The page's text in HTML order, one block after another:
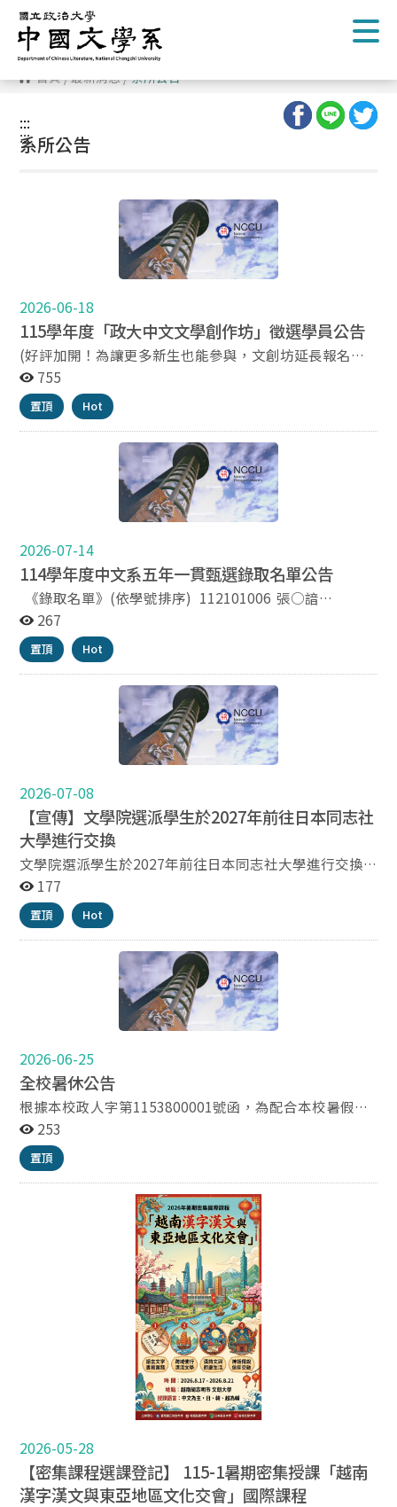
跳
到
主
要
內
容 首頁/最新消息/系所公告
:::
:::
系所公告
2026-06-18
115學年度「政大中文文學創作坊」徵選學員公告
(好評加開！為讓更多新生也能參與，文創坊延長報名至
115年8月25日，歡迎踴躍報名！第二批錄取名單將於
115年8月31日前 公告。) 一、主 旨：重點培養政治大學
文學創作人才；延聘知名作家參與指導培訓，以期增進本
校學生之藝文寫作與創發能力。 二、報名資格：本校115
學年度註冊在籍之學士班及碩博士班學生。 三、報名資
料：申請表（如附件）、創作計畫書（2000字以內，格
式不拘，請以A4格式電腦打字）及文學創作作品（已出版
刊載或得獎之作品尤佳）。 四、報名方式：即日起至115
料請以PDF電子檔寄至chloe04@nccu.edu.tw信箱，信件
主旨為「ＯＯ系ＯＯＯ報名114學年度政大中文文學創作
坊」。如欲繳交紙本資料（如個人出版品、圖書等）請郵
寄或親交至本校百年樓三樓中文系辦袁亭雅助教處。 五、
名額：預計招收學員20名。 六、入選公告：115年7月31
日前公告於政大中文系網頁。 七、課程：創作坊課程以一
年為期，學期間配合本校行事曆平均約二週上課一次；課
程包含習作指導、作家創作經驗分享等等。 八、其他注意
席率如未達八成，則無法取得結業證書。 本創作坊相關資
https://sites.google.com/view/ncculitwt
755
置頂 Hot
2026-07-14
114學年度中文系五年一貫甄選錄取名單公告
112101007 林○宜 112101043 鄭○依 112101045 黃
○晨 112101062 詹○翰 《注意事項》 一、獲本系五
年一貫修讀資格者，必須於取得資格後次一學年度取得學
士學位，並經本系碩士班甄試或一般入學考試錄取，正式
取得碩士班研究生資格，始得適用本法學分抵免之規定。
課程成績在 70 分（含）以上者，可於正式取得本系碩士
班資格後，申請抵免至多二分之一碩士班畢業學分，但研
碩士班學分。
267
置頂 Hot
2026-07-08
【宣傳】文學院選派學生於2027年前往日本同志社
大學進行交換
文學院選派學生於2027年前往日本同志社大學進行交換
名 額：一年一名或每半年一名 申請對象：本院學生（交
換期間需為註冊狀態） 即日起受理報名，報名表請於
2026年8月3日（一）12:00以前送至文學院辦公室 報名表
及日本同志社大學提供之參考資料請由附件下載 文學院公
告網址：https://la.nccu.edu.tw/PageDoc/Detail?
fid=4337&id=41817
177
置頂 Hot
2026-06-25
全校暑休公告
根據本校政人字第1153800001號函，為配合本校暑假（6
月15日～9月6日）暑休規劃方案，訂於7月10日、7月17
日、7月24日、8月7日、8月14日，共5日週五全校共同排
休，系辦不開放辦公。如需洽公，煩請避開上述時段。
253
置頂
2026-05-28
【密集課程選課登記】 115-1暑期密集授課「越南
漢字漢文與東亞地區文化交會」國際課程